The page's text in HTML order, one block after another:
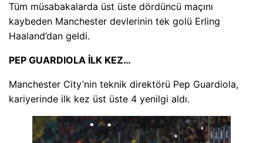
Tüm müsabakalarda üst üste dördüncü maçını
kaybeden Manchester devlerinin tek golü Erling
Haaland’dan geldi.
PEP GUARDIOLA İLK KEZ…
Manchester City’nin teknik direktörü Pep Guardiola,
kariyerinde ilk kez üst üste 4 yenilgi aldı.